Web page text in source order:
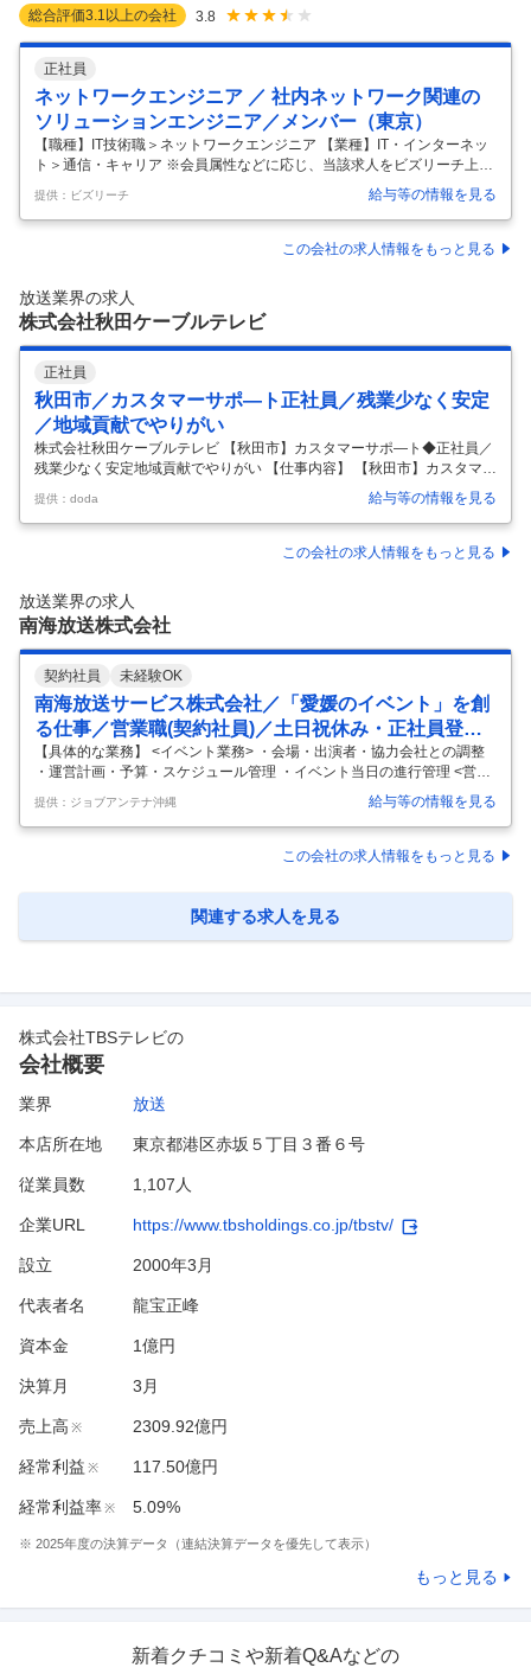
総合評価3.1 以上の会社 3.8
正社員
ネットワークエンジニア ／ 社内ネットワーク関連の
ソリューションエンジニア／メンバー（東京）
【職種】IT技術職＞ネットワークエンジニア 【業種】IT・インターネッ
ト＞通信・キャリア ※会員属性などに応じ、当該求人をビズリーチ上で
閲覧された際に内容が異なる場合があります ★社内ネットワーク関連を
中心としたソリューションエンジニア #ネットワーク #ソリューション
エンジニア ＃プロマネ ◎リモート/出社併用 ◎標準就業時間：7時間15
分 ◎厚生労働省 女性活躍推進認定 プラチナくるみん認定/えるぼし認定
アの地元企業や、全国のケーブルテレビ事業者に対する、社内ネットワ
ーク関連を中心とした技術的な提案・構築・支援業務。
提供：ビズリーチ 給与等の情報を見る
この会社の求人情報をもっと見る
放送業界の求人
株式会社秋田ケーブルテレビ
正社員
秋田市／カスタマーサポ―ト正社員／残業少なく安定
／地域貢献でやりがい
株式会社秋田ケーブルテレビ 【秋田市】カスタマーサポ―ト◆正社員／
残業少なく安定地域貢献でやりがい 【仕事内容】 【秋田市】カスタマー
サポ―ト◆正社員／残業少なく安定地域貢献でやりがい 【具体的な仕事
内容】 ≪経験を次のステージへ／地域から感謝される仕事／残業月5h程
度／年休120日安定企業で長期活躍≫ ■この求人のオススメポイント：
・問い合わせ対応だけでなく業務改善や運営サポートにも携われるため
間程度で接客業やコールセンター経験者も無理なく働ける ・地域の通信
インフラを支える企業だからこそお客様からの感謝を直接実感できる
提供：doda 給与等の情報を見る
この会社の求人情報をもっと見る
放送業界の求人
南海放送株式会社
契約社員 未経験OK
南海放送サービス株式会社／「愛媛のイベント」を創
る仕事／営業職(契約社員)／土日祝休み・正社員登用
あり
【具体的な業務】 <イベント業務> ・会場・出演者・協力会社との調整
・運営計画・予算・スケジュール管理 ・イベント当日の進行管理 <営業
業務> ・企業・自治体への訪問営業 ・イベント・プロモーション企画の
提案 ・見積書・提案書の作成 ・既存顧客フォロー・新規開拓 イベント
シーズンはプロデューサーとして運営に集中し、閑散期は次の受注に向
けた営業活動を行います。 【入社後の流れ】 まずはOJTでイベント運営
の担当や営業リーダーへのステップアップも。 正社員登用制度もあるの
で、長く腰を据えて働ける環境です。 …
提供：ジョブアンテナ沖縄 給与等の情報を見る
この会社の求人情報をもっと見る
関連する求人を見る
株式会社TBSテレビの
会社概要
業界 放送
本店所在地 東京都港区赤坂５丁目３番６号
従業員数 1,107人
企業URL https://www.tbsholdings.co.jp/tbstv/
設立 2000年3月
代表者名 龍宝正峰
資本金 1億円
決算月 3月
売上高 ※ 2309.92億円
経常利益 ※ 117.50億円
経常利益率※ 5.09%
※ 2025年度の決算データ（連結決算データを優先して表示）
もっと見る
新着クチコミや新着Q&Aなどの